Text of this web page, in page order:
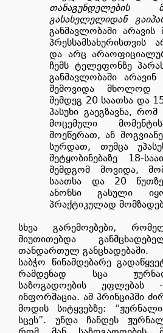
თანაგუნდელების
გასასვლელიდან
განმავლობაში არავის
და არც
ჩემს ტელეფონზე
განმავლობაში არავინ
შემოვიდა მხოლოდ
შემდეგ 20 საათსა და
პასუხი გაეგზავნა, რომ
მოცემული
მოეწერათ, ან
სურდათ, თუმცა
შეტყობინებაზე 18-
შემდგომ მოვიდა,
საათსა და 20
ანონსი გასული
პრაქტიკულად
სხვა გარემოებები,
მიუთითებდა
თანდართულ განცხადებაში.
საბჭო წინამდებარე
რამდენად სცა
საზოგადოების
ინფორმაცია. ამ პრინციპში
მოდის სიტყვებზე: “
სცეს”. უნდა ჩანდეს